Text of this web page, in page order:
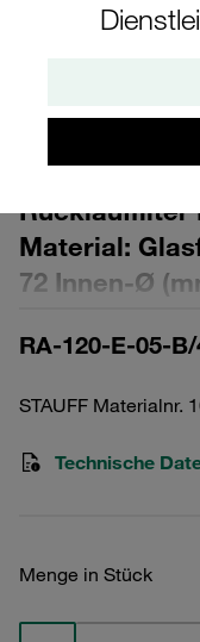
tatsächlichen Produkt
Mehr anzeigen
Austausch-
Rücklauffilter
Material:
72 Innen-Ø
200 Dichtung:
RA-120-E-05-
STAUFF Materialnr.
Technische
Menge in Stück